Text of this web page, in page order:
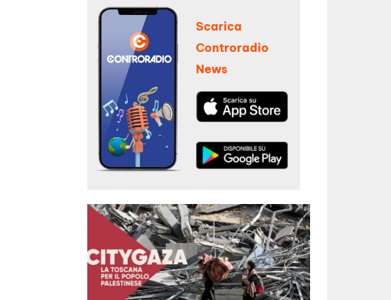
Scarica
Controradio
News